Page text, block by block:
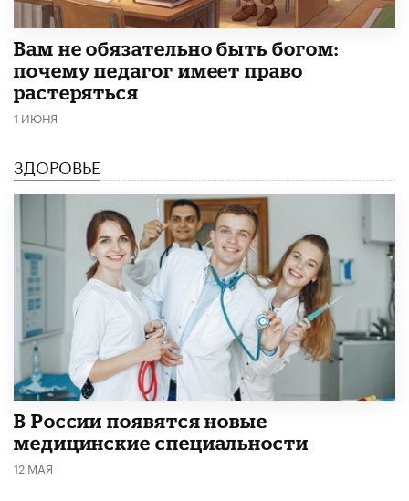
​Вам не обязательно быть богом:
почему педагог имеет право
растеряться
1 ИЮНЯ
ЗДОРОВЬЕ
В России появятся новые
медицинские специальности
12 МАЯ